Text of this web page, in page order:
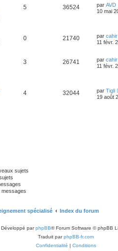
5 36524 par AVD
10 mai
0 21740 par cahir
11 févr.
3 26741 par cahir
11 févr.
4 32044 par Tigli
19 août
sujets
spécialisé Index du forum
Développé parphpBB® Forum Software © phpBB
Traduit parphpBB-fr.com
Confidentialité | Conditions